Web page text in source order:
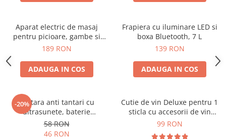
Aparat electric de masaj
pentru picioare, gambe si
brate
189 RON
ADAUGA IN COS
Frapiera cu iluminare LED si
boxa Bluetooth, 7 L
139 RON
ADAUGA IN COS
-20%
Bratara anti tantari cu
ultrasunete, baterie
reincarcabila 90mAh
58 RON
46 RON
Cutie de vin Deluxe pentru 1
sticla cu accesorii de vin
incluse piele ecologica de
99 RON